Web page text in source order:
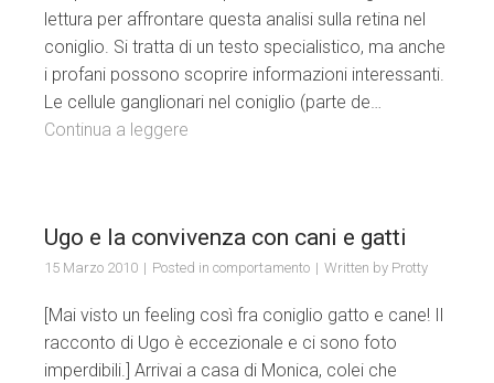
lettura per affrontare questa analisi sulla retina nel
coniglio. Si tratta di un testo specialistico, ma anche
i profani possono scoprire informazioni interessanti.
Le cellule ganglionari nel coniglio (parte de…
Continua a leggere
Ugo e la convivenza con cani e gatti
15 Marzo 2010 Posted in comportamento Written by Protty
[Mai visto un feeling così fra coniglio gatto e cane! Il
racconto di Ugo è eccezionale e ci sono foto
imperdibili.] Arrivai a casa di Monica, colei che